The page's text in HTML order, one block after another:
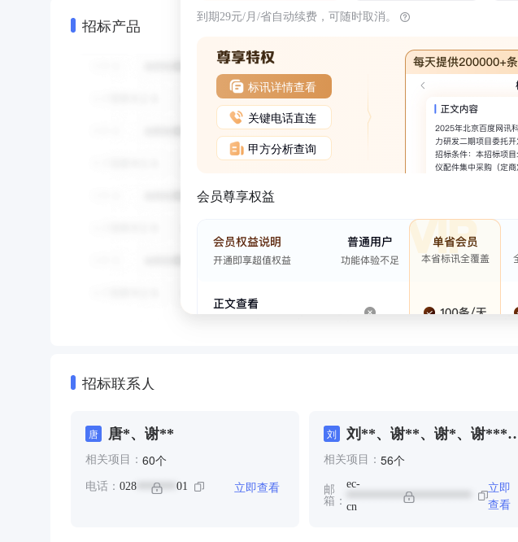
招标产品 到期29元/月/省自动续费，可随时取消。
标讯详情查看
关键电话直连
甲方分析查询
会员尊享权益
招标联系人
唐 唐*、谢**
相关项目： 60个
电话： 028 ******* 01 立即查看
刘
刘**、谢**、谢*、谢***
相关项目： 56个
邮
箱：
ec-
**********************
cn
立即
查看